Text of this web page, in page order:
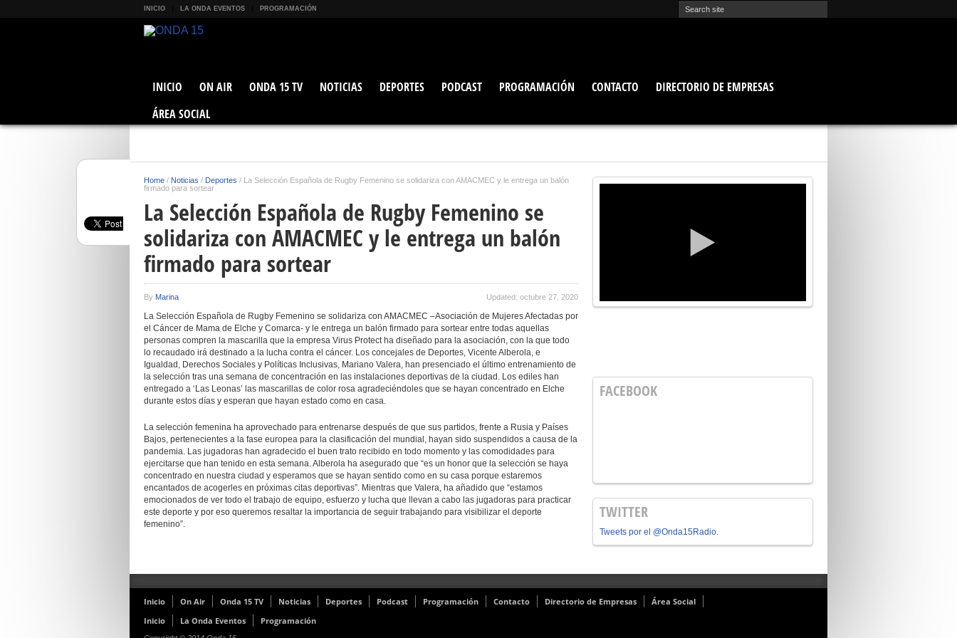
INICIO LA ONDA EVENTOS PROGRAMACIÓN
INICIO ON AIR ONDA 15 TV NOTICIAS DEPORTES PODCAST PROGRAMACIÓN CONTACTO
DIRECTORIO DE EMPRESAS
ÁREA SOCIAL
Home / Noticias / Deportes / La Selección Española de Rugby Femenino se solidariza con AMACMEC y le entrega un balón
firmado para sortear
La Selección Española de Rugby Femenino se
solidariza con AMACMEC y le entrega un balón
firmado para sortear
By Marina Updated: octubre 27, 2020
La Selección Española de Rugby Femenino se solidariza con AMACMEC –Asociación de Mujeres Afectadas por
el Cáncer de Mama de Elche y Comarca- y le entrega un balón firmado para sortear entre todas aquellas
personas compren la mascarilla que la empresa Virus Protect ha diseñado para la asociación, con la que todo
lo recaudado irá destinado a la lucha contra el cáncer. Los concejales de Deportes, Vicente Alberola, e
Igualdad, Derechos Sociales y Políticas Inclusivas, Mariano Valera, han presenciado el último entrenamiento de
la selección tras una semana de concentración en las instalaciones deportivas de la ciudad. Los ediles han
entregado a ‘Las Leonas’ las mascarillas de color rosa agradeciéndoles que se hayan concentrado en Elche
durante estos días y esperan que hayan estado como en casa.
La selección femenina ha aprovechado para entrenarse después de que sus partidos, frente a Rusia y Países
Bajos, pertenecientes a la fase europea para la clasificación del mundial, hayan sido suspendidos a causa de la
pandemia. Las jugadoras han agradecido el buen trato recibido en todo momento y las comodidades para
ejercitarse que han tenido en esta semana. Alberola ha asegurado que “es un honor que la selección se haya
concentrado en nuestra ciudad y esperamos que se hayan sentido como en su casa porque estaremos
encantados de acogerles en próximas citas deportivas”. Mientras que Valera, ha añadido que “estamos
emocionados de ver todo el trabajo de equipo, esfuerzo y lucha que llevan a cabo las jugadoras para practicar
este deporte y por eso queremos resaltar la importancia de seguir trabajando para visibilizar el deporte
femenino”.
FACEBOOK
TWITTER
Tweets por el @Onda15Radio.
Inicio On Air Onda 15 TV Noticias Deportes Podcast Programación Contacto Directorio de Empresas
Área Social
Inicio
La Onda Eventos Programación